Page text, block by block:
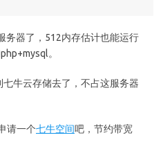
务器了，512内存估计也能运行
。
牛云存储去了，不占这服务器
请一个七牛空间吧，节约带宽